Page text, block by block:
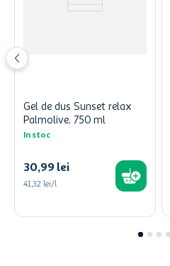
Gel de dus Sunset relax
Palmolive, 750 ml
In stoc
30,99 lei
41,32 lei/l